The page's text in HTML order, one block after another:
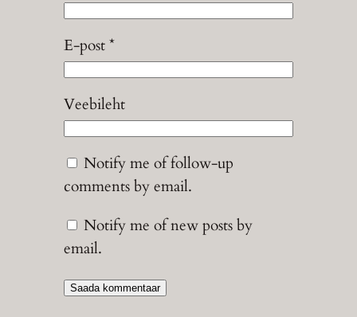
E-post*
Veebileht
Notify me of follow-up
comments by email.
Notify me of new posts by
email.